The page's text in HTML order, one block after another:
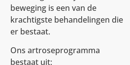
beweging is een van de
krachtigste behandelingen die
er bestaat.
Ons artroseprogramma
bestaat uit: